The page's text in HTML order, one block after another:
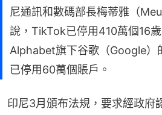
尼通訊和數碼部長梅蒂雅（
說，TikTok已停用410萬個16
Alphabet旗下谷歌（Google）
已停用60萬個賬戶。
印尼3月頒布法規，要求經政府